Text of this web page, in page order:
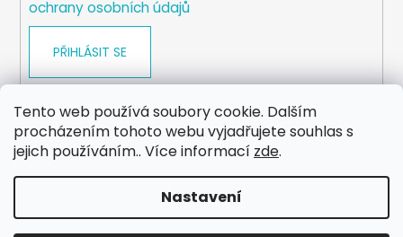
Tento web používá soubory cookie. Dalším
procházením tohoto webu vyjadřujete souhlas s
jejich používáním.. Více informací zde.
Nastavení
SVÍČKA
BORŮVKA
400
Kč
ochrany osobních údajů
PŘIHLÁSIT SE
WEB FACEBOOK INSTAGRAM YOUTUBE